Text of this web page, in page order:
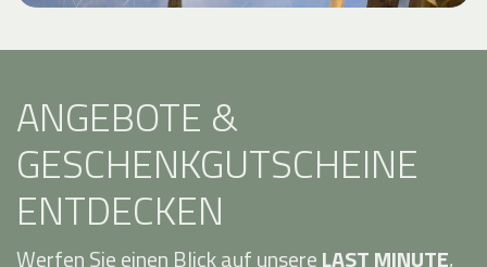
ANGEBOTE &
GESCHENKGUTSCHEINE
ENTDECKEN
Werfen Sie einen Blick auf unsereLAST MINUTE,